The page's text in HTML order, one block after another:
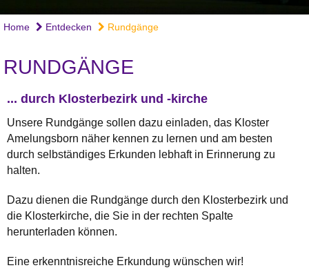
Home Entdecken Rundgänge
RUNDGÄNGE
... durch Klosterbezirk und -kirche
Unsere Rundgänge sollen dazu einladen, das Kloster
Amelungsborn näher kennen zu lernen und am besten
durch selbständiges Erkunden lebhaft in Erinnerung zu
halten.
Dazu dienen die Rundgänge durch den Klosterbezirk und
die Klosterkirche, die Sie in der rechten Spalte
herunterladen können.
Eine erkenntnisreiche Erkundung wünschen wir!